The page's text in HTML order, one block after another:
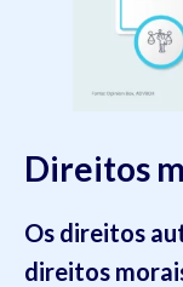
Direitos
Os direitos
direitos